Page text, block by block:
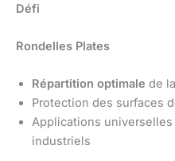
Défi
Rondelles Plates
Répartition optimale de
Protection des surfaces
Applications
industriels